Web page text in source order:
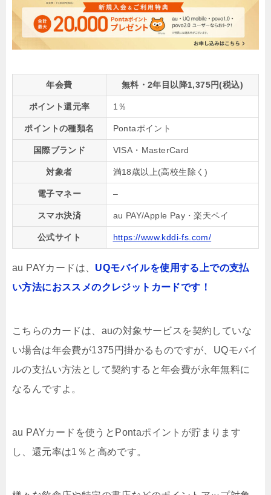
年会費 無料・2年目以降1,375円(税込)
ポイント還元率 1％
ポイントの種類名 Pontaポイント
国際ブランド VISA・MasterCard
対象者 満18歳以上(高校生除く)
電子マネー –
スマホ決済 au PAY/Apple Pay・楽天ペイ
公式サイト https://www.kddi-fs.com/
au PAYカードは、 UQモバイルを使用する上での支払
い方法におススメのクレジットカードです！
こちらのカードは、auの対象サービスを契約していな
い場合は年会費が1375円掛かるものですが、UQモバイ
ルの支払い方法として契約すると年会費が永年無料に
なるんですよ。
au PAYカードを使うとPontaポイントが貯まります
し、還元率は1％と高めです。